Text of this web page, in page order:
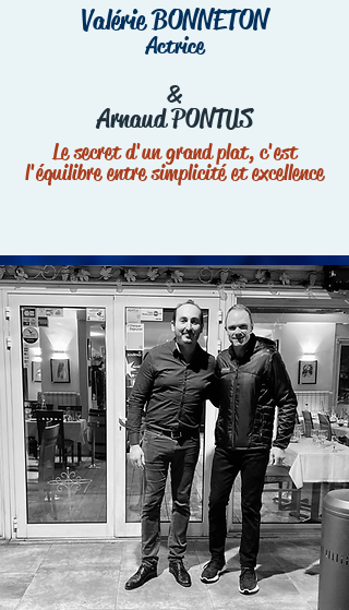
Valérie BONNETON
Actrice
&
Arnaud PONTUS
Le secret d'un grand plat, c'est
l'équilibre entre simplicité et excellence